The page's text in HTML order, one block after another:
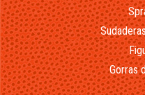
Gorras